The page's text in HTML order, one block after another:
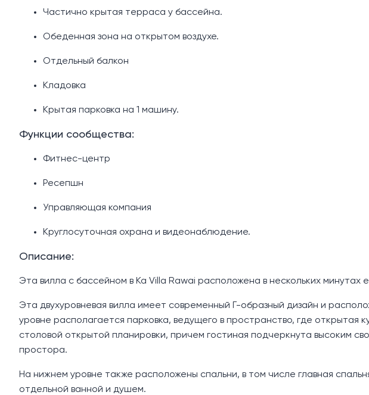
Частично крытая терраса у бассейна.
Обеденная зона на открытом воздухе.
Отдельный балкон
Кладовка
Крытая парковка на 1 машину.
Функции сообщества:
Фитнес-центр
Ресепшн
Управляющая компания
Круглосуточная охрана и видеонаблюдение.
Описание:
Эта вилла с бассейном в Ka Villa Rawai расположена в нескольких минутах
Эта двухуровневая вилла имеет современный Г-образный дизайн и
уровне располагается парковка, ведущего в пространство, где открытая
столовой открытой планировки, причем гостиная подчеркнута высоким
простора.
На нижнем уровне также расположены спальни, в том числе главная
отдельной ванной и душем.